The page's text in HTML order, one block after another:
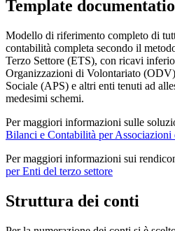
Template
Modello di riferimento completo di
contabilità completa secondo il
Terzo Settore (ETS), con ricavi
Organizzazioni di Volontariato
Sociale (APS) e altri enti tenuti ad
medesimi schemi.
Per maggiori informazioni sulle
Bilanci e Contabilità per Associazioni
Per maggiori informazioni sui
per Enti del terzo settore
Struttura dei conti